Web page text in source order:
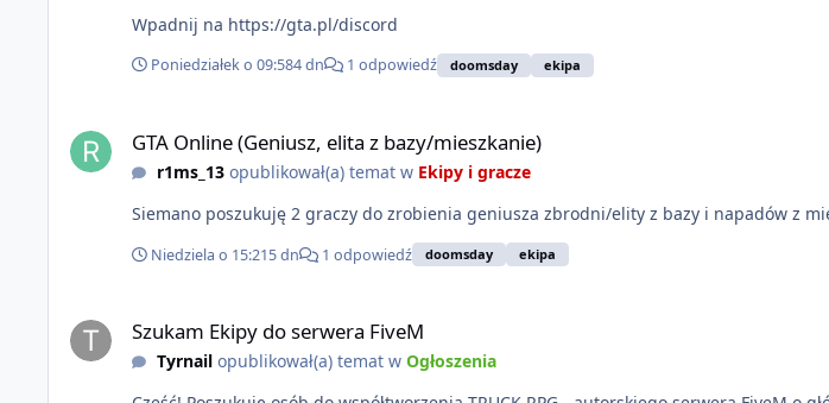
Wpadnij na https://gta.pl/discord
Poniedziałek o 09:584 dn 1 odpowiedź doomsday ekipa
GTA Online (Geniusz, elita z bazy/mieszkanie)
r1ms_13opublikował(a) temat w Ekipy i gracze
Siemano poszukuję 2 graczy do zrobienia geniusza zbrodni/elity z bazy i napadów z
Niedziela o 15:215 dn 1 odpowiedź doomsday ekipa
Szukam Ekipy do serwera FiveM
Tyrnailopublikował(a) temat w Ogłoszenia